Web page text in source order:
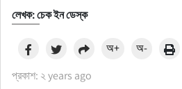
প্রবাস
ফুড
লেখক: চেক ইন ডেস্ক
প্রকাশ: ২ years ago
অ+ অ-